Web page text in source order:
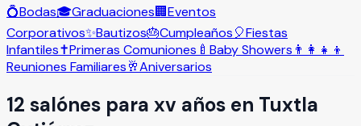
💍Bodas🎓Graduaciones🏢Eventos
Corporativos✨Bautizos🎂Cumpleaños🎈Fiestas
Infantiles✝️Primeras Comuniones 🍼 Baby Showers 👨‍👩‍👧‍👦
Reuniones Familiares🥂Aniversarios
12 salónes para xv años en Tuxtla